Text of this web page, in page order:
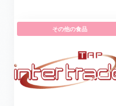
その他の食品